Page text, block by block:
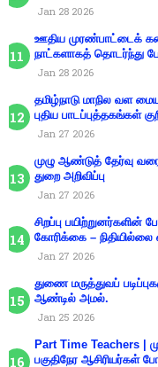
Jan 28 2026
ஊதிய முரண்பாட்டைக்
நாட்களாகத் தொடர்ந்து
Jan 28 2026
தமிழ்நாடு மாநில வள
புதிய பாடப்புத்தகங்கள்
Jan 27 2026
முழு ஆண்டுத் தேர்வு
துறை அறிவிப்பு
Jan 27 2026
சிறப்பு பயிற்றுனர்களின்
கோரிக்கை – நிதியில்லை
Jan 27 2026
துணை மருத்துவப்
ஆண்டில் அமல்.
Jan 25 2026
Part Time Teachers |
பகுதிநேர ஆசிரியர்கள்